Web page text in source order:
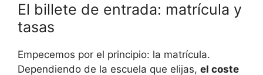
El billete de entrada: matrícula y
tasas
Empecemos por el principio: la matrícula.
Dependiendo de la escuela que elijas, el coste